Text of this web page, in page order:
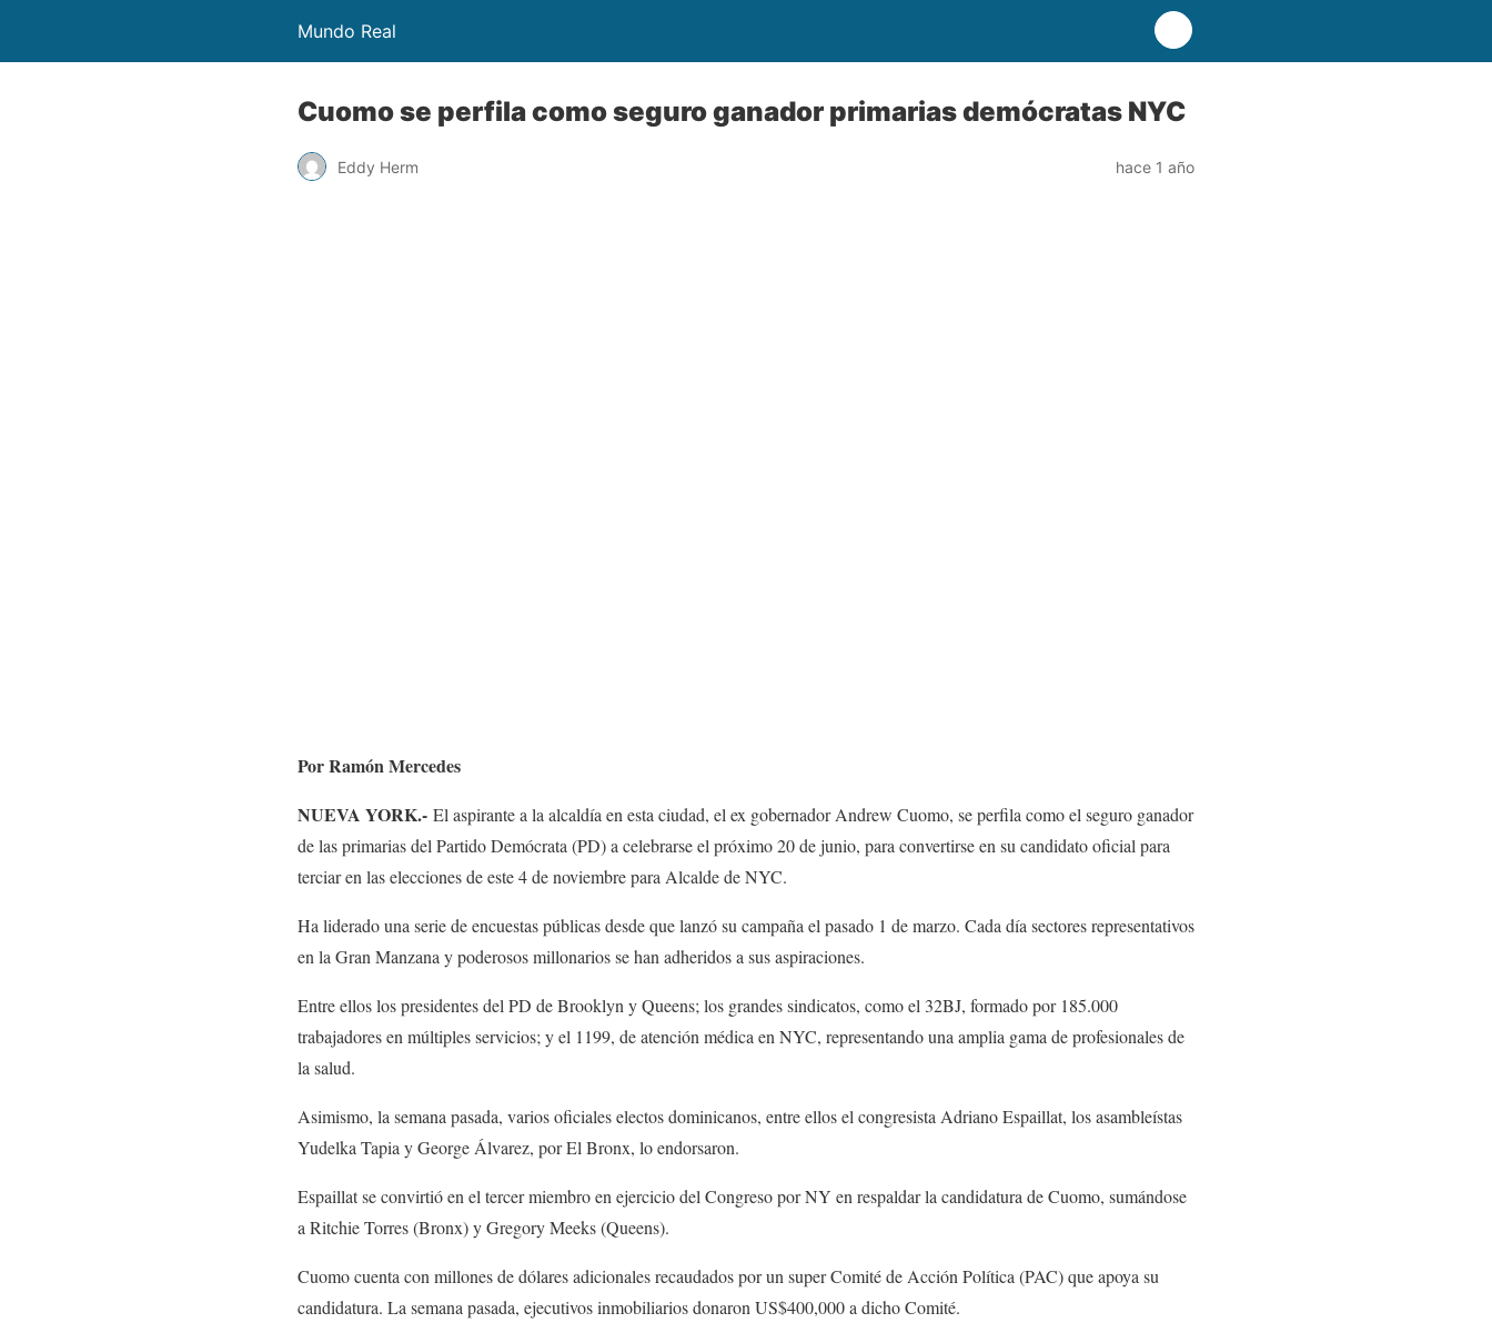
Mundo Real
Cuomo se perfila como seguro ganador primarias demócratas NYC
Eddy Herm hace 1 año
Por Ramón Mercedes
NUEVA YORK.- El aspirante a la alcaldía en esta ciudad, el ex gobernador Andrew Cuomo, se perfila como el seguro ganador
de las primarias del Partido Demócrata (PD) a celebrarse el próximo 20 de junio, para convertirse en su candidato oficial para
terciar en las elecciones de este 4 de noviembre para Alcalde de NYC.
Ha liderado una serie de encuestas públicas desde que lanzó su campaña el pasado 1 de marzo. Cada día sectores representativos
en la Gran Manzana y poderosos millonarios se han adheridos a sus aspiraciones.
Entre ellos los presidentes del PD de Brooklyn y Queens; los grandes sindicatos, como el 32BJ, formado por 185.000
trabajadores en múltiples servicios; y el 1199, de atención médica en NYC, representando una amplia gama de profesionales de
la salud.
Asimismo, la semana pasada, varios oficiales electos dominicanos, entre ellos el congresista Adriano Espaillat, los asambleístas
Yudelka Tapia y George Álvarez, por El Bronx, lo endorsaron.
Espaillat se convirtió en el tercer miembro en ejercicio del Congreso por NY en respaldar la candidatura de Cuomo, sumándose
a Ritchie Torres (Bronx) y Gregory Meeks (Queens).
Cuomo cuenta con millones de dólares adicionales recaudados por un super Comité de Acción Política (PAC) que apoya su
candidatura. La semana pasada, ejecutivos inmobiliarios donaron US$400,000 a dicho Comité.